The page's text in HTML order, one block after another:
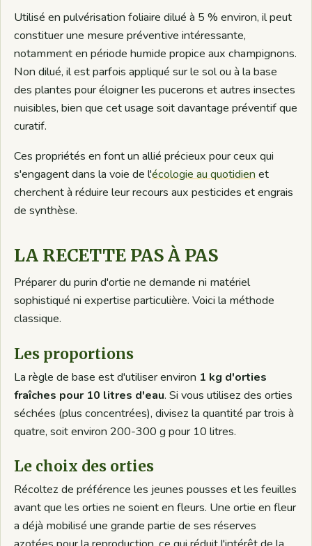
Utilisé en pulvérisation foliaire dilué à 5 % environ, il peut
constituer une mesure préventive intéressante,
notamment en période humide propice aux champignons.
Non dilué, il est parfois appliqué sur le sol ou à la base
des plantes pour éloigner les pucerons et autres insectes
nuisibles, bien que cet usage soit davantage préventif que
curatif.
Ces propriétés en font un allié précieux pour ceux qui
s'engagent dans la voie de l'écologie au quotidien et
cherchent à réduire leur recours aux pesticides et engrais
de synthèse.
LA RECETTE PAS À PAS
Préparer du purin d'ortie ne demande ni matériel
sophistiqué ni expertise particulière. Voici la méthode
classique.
Les proportions
La règle de base est d'utiliser environ 1 kg d'orties
fraîches pour 10 litres d'eau. Si vous utilisez des orties
séchées (plus concentrées), divisez la quantité par trois à
quatre, soit environ 200-300 g pour 10 litres.
Le choix des orties
Récoltez de préférence les jeunes pousses et les feuilles
avant que les orties ne soient en fleurs. Une ortie en fleur
a déjà mobilisé une grande partie de ses réserves